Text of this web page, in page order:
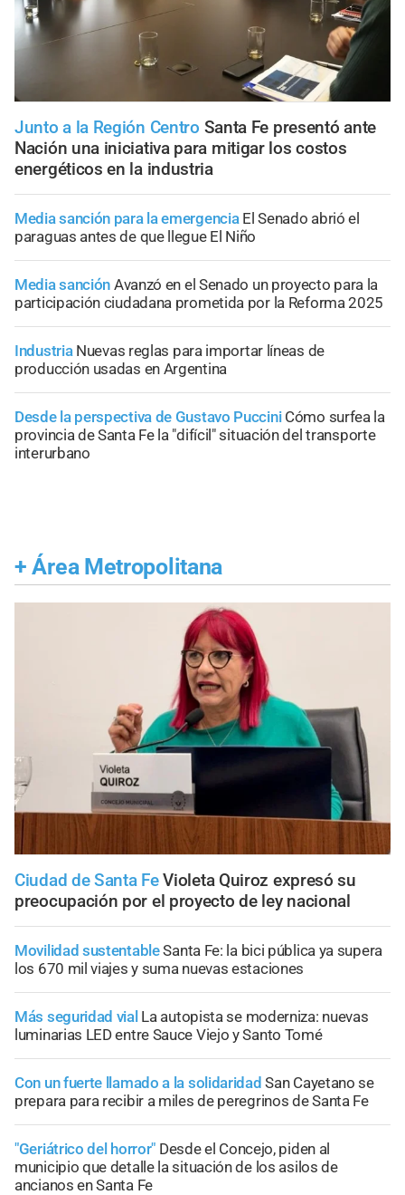
Junto a la Región Centro Santa Fe presentó ante
Nación una iniciativa para mitigar los costos
energéticos en la industria
Media sanción para la emergencia El Senado abrió el
paraguas antes de que llegue El Niño
Media sanción Avanzó en el Senado un proyecto para la
participación ciudadana prometida por la Reforma 2025
Industria Nuevas reglas para importar líneas de
producción usadas en Argentina
Desde la perspectiva de Gustavo Puccini Cómo surfea la
provincia de Santa Fe la "difícil" situación del transporte
interurbano
+ Área Metropolitana
Ciudad de Santa Fe Violeta Quiroz expresó su
preocupación por el proyecto de ley nacional
Movilidad sustentableSanta Fe: la bici pública ya supera
los 670 mil viajes y suma nuevas estaciones
Más seguridad vial La autopista se moderniza: nuevas
luminarias LED entre Sauce Viejo y Santo Tomé
Con un fuerte llamado a la solidaridad San Cayetano se
prepara para recibir a miles de peregrinos de Santa Fe
"Geriátrico del horror" Desde el Concejo, piden al
municipio que detalle la situación de los asilos de
ancianos en Santa Fe